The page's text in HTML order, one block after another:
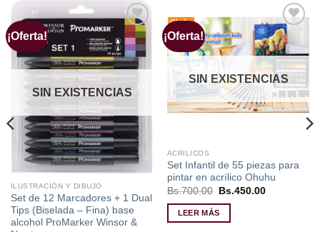
¡Oferta!
Añadir
a la
lista de
deseos
SIN EXISTENCIAS
ILUSTRACIÓN Y DIBUJO
Set de 12 Marcadores + 1 Dual
Tips (Biselada – Fina) base
alcohol ProMarker Winsor &
¡Oferta!
Añadir
a la
lista de
deseos
SIN EXISTENCIAS
ACRÍLICOS
Set Infantil de 55 piezas para
pintar en acrílico Ohuhu
Bs.700.00
El
original
era:
Bs.450.00El
LEER MÁS